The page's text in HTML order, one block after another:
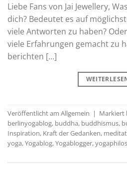
Liebe Fans von Jai Jewellery,
dich? Bedeutet es auf
viele Antworten zu haben?
viele Erfahrungen gemacht zu
berichten […]
Veröffentlicht am Allgemein | Markiert
berlinyogablog, buddha, buddhismus,
Inspiration, Kraft der Gedanken,
yoga,Yogablog,Yogablogger,